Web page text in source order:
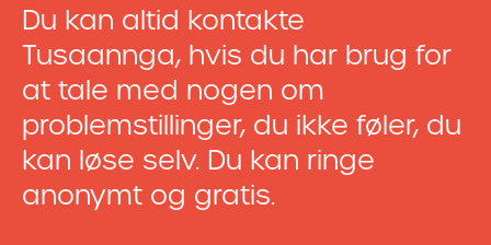
Du kan altid kontakte
Tusaannga, hvis du har brug for
at tale med nogen om
problemstillinger, du ikke føler, du
kan løse selv. Du kan ringe
anonymt og gratis.